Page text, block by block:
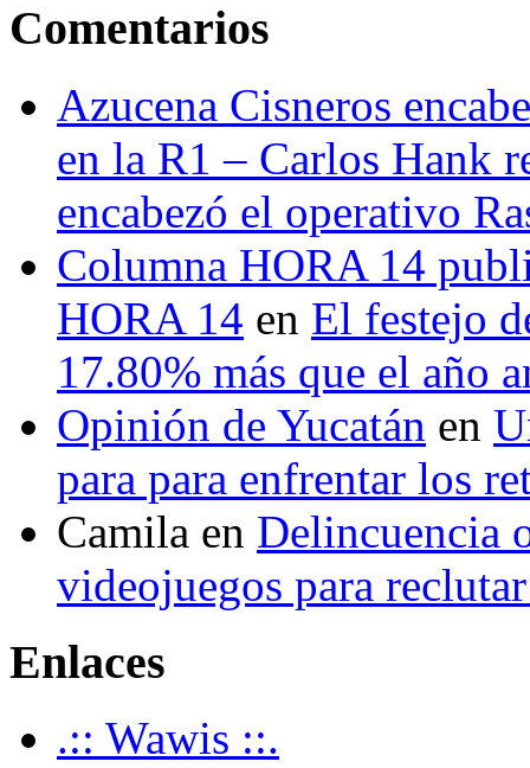
Comentarios
Azucena Cisneros
en la R1 – Carlos Hank
encabezó el operativo
Columna HORA 14
HORA 14 en El festejo
17.80% más que el año
Opinión de Yucatán en
para para enfrentar los
Camila en Delincuencia
videojuegos para
Enlaces
.:: Wawis ::.